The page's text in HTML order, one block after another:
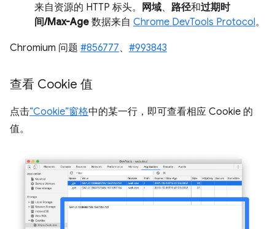
来自资源的 HTTP 标头。
网域、 路径和过期时
间/Max-Age 数据来自 Chrome DevTools Protocol。
Chromium 问题 #856777、 #993843
查看 Cookie 值
点击“Cookie”窗格中的某一行，即可查看相应 Cookie 的
值。